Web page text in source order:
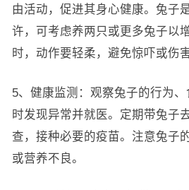
由活动，促进其身心健康。兔子
许，可考虑养两只或更多兔子以
时，动作要轻柔，避免惊吓或伤
5、健康监测：观察兔子的行为
时发现异常并就医。定期带兔子
查，接种必要的疫苗。注意兔子
或营养不良。